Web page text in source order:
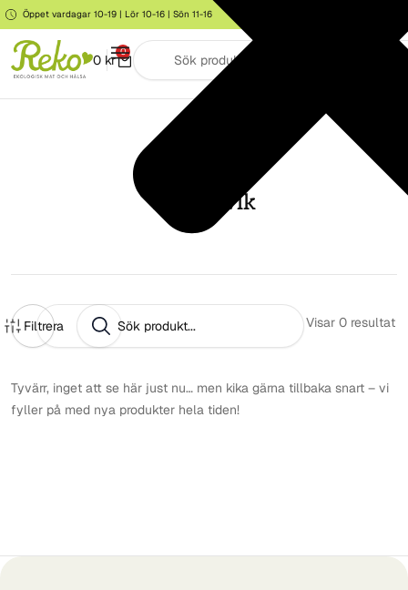
Öppet vardagar 10-19 | Lör 10-16 | Sön 11-16
0 kr
0
Hallstavik
Filtrera Visar 0resultat
Tyvärr, inget att se här just nu… men kika gärna tillbaka snart – vi
fyller på med nya produkter hela tiden!